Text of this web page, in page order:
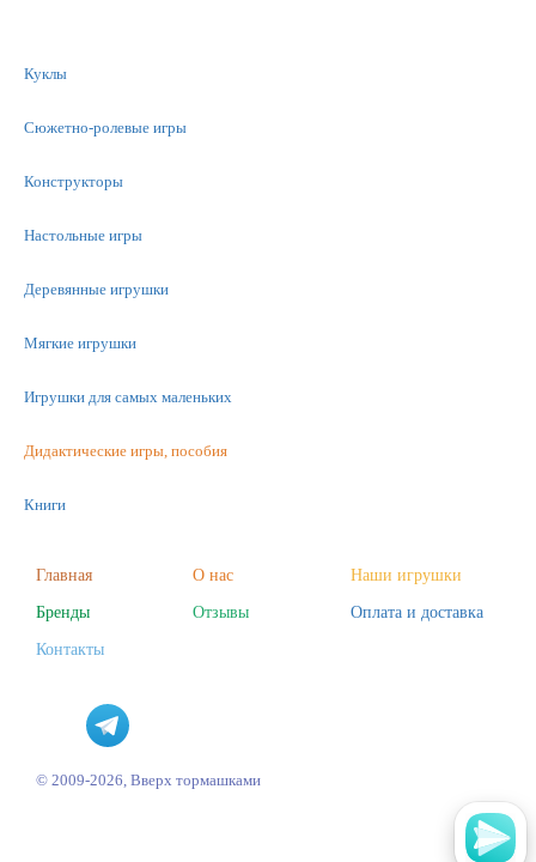
Куклы
Сюжетно-ролевые игры
Конструкторы
Настольные игры
Деревянные игрушки
Мягкие игрушки
Игрушки для самых маленьких
Дидактические игры, пособия
Книги
Фигурки
Наборы для творчества
Пазлы
Главная О нас Наши игрушки
Бренды Отзывы Оплата и доставка
Контакты
© 2009-2026, Вверх тормашками